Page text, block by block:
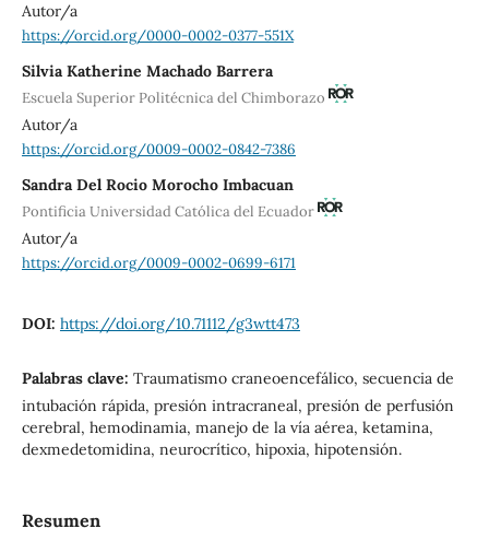
Autor/a
https://orcid.org/0000-0002-0377-551X
Silvia Katherine Machado Barrera
Escuela Superior Politécnica del Chimborazo
Autor/a
https://orcid.org/0009-0002-0842-7386
Sandra Del Rocio Morocho Imbacuan
Pontificia Universidad Católica del Ecuador
Autor/a
https://orcid.org/0009-0002-0699-6171
DOI: https://doi.org/10.71112/g3wtt473
Palabras clave: Traumatismo craneoencefálico, secuencia de
intubación rápida, presión intracraneal, presión de perfusión
cerebral, hemodinamia, manejo de la vía aérea, ketamina,
dexmedetomidina, neurocrítico, hipoxia, hipotensión.
Resumen